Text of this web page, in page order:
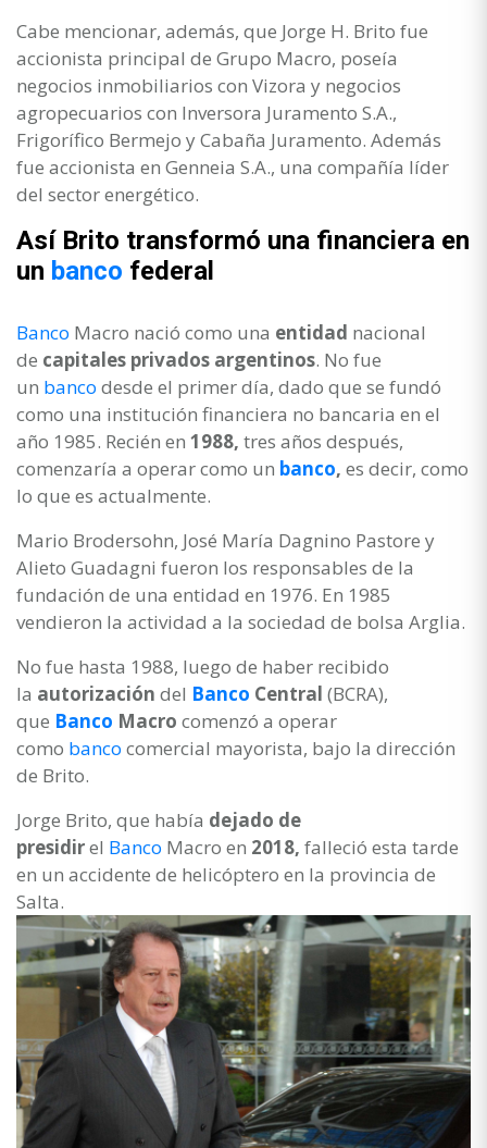
Cabe mencionar, además, que Jorge H. Brito fue
accionista principal de Grupo Macro, poseía
negocios inmobiliarios con Vizora y negocios
agropecuarios con Inversora Juramento S.A.,
Frigorífico Bermejo y Cabaña Juramento. Además
fue accionista en Genneia S.A., una compañía líder
del sector energético.
Así Brito transformó una financiera en
un banco federal
Banco Macro nació como una entidad nacional
de capitales privados argentinos. No fue
un banco desde el primer día, dado que se fundó
como una institución financiera no bancaria en el
año 1985. Recién en 1988, tres años después,
comenzaría a operar como un banco, es decir, como
lo que es actualmente.
Mario Brodersohn, José María Dagnino Pastore y
Alieto Guadagni fueron los responsables de la
fundación de una entidad en 1976. En 1985
vendieron la actividad a la sociedad de bolsa Arglia.
No fue hasta 1988, luego de haber recibido
la autorización del Banco Central (BCRA),
que Banco Macro comenzó a operar
como banco comercial mayorista, bajo la dirección
de Brito.
Jorge Brito, que había dejado de
presidirel Banco Macro en 2018, falleció esta tarde
en un accidente de helicóptero en la provincia de
Salta.